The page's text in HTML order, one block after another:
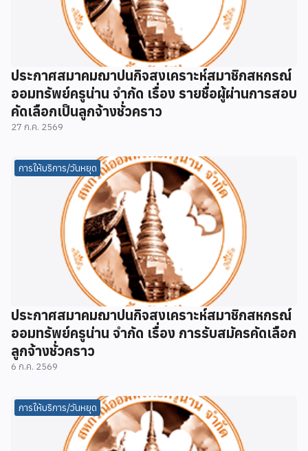
ประกาศสมาคมฌาปนกิจสงเคราะห์สมาชิกสหกรณ์
ออมทรัพย์ครูน่าน จำกัด เรื่อง รายชื่อผู้ผ่านการสอบ
คัดเลือกเป็นลูกจ้างชั่วคราว
27 ก.ค. 2569
การให้บริการ/วันหยุด
ประกาศสมาคมฌาปนกิจสงเคราะห์สมาชิกสหกรณ์
ออมทรัพย์ครูน่าน จำกัด เรื่อง การรับสมัครคัดเลือก
ลูกจ้างชั่วคราว
6 ก.ค. 2569
การให้บริการ/วันหยุด